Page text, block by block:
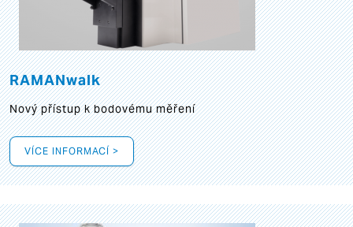
RAMANwalk
Nový přístup k bodovému měření
VÍCE INFORMACÍ >